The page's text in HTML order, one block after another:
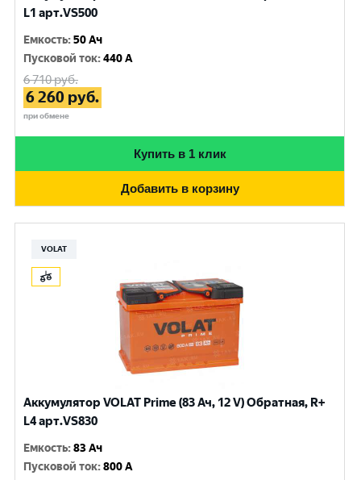
L1 арт.VS500
Емкость:50 Ач
Пусковой ток:440 A
6 710руб.
6 260 руб.
при обмене
Купить в 1 клик
Добавить в корзину
VOLAT
Аккумулятор VOLAT Prime (83 Ач, 12 V) Обратная, R+
L4 арт.VS830
Емкость:83 Ач
Пусковой ток:800 A